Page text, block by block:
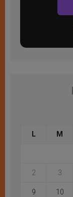
L M
2 3
9 10